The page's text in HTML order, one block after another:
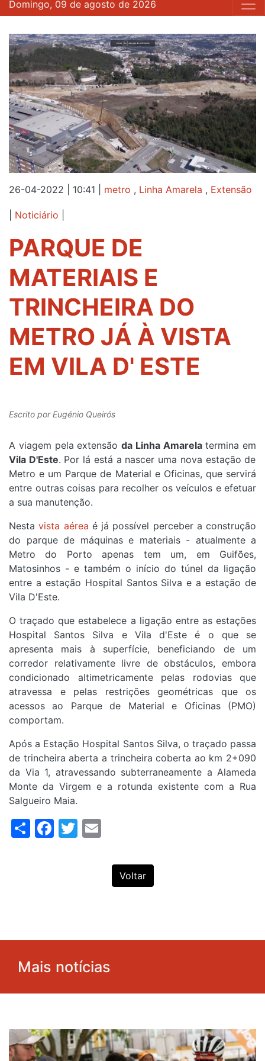
Domingo, 09 de agosto de 2026
26-04-2022 | 10:41 metro , Linha Amarela , Extensão
Noticiário
PARQUE DE
MATERIAIS E
TRINCHEIRA DO
METRO JÁ À VISTA
EM VILA D' ESTE
Escrito porEugénio Queirós
A viagem pela extensão da Linha Amarelatermina em
Vila D'Este. Por lá está a nascer uma nova estação de
Metro e um Parque de Material e Oficinas, que servirá
entre outras coisas para recolher os veículos e efetuar
a sua manutenção.
Nestavista aérea é já possível perceber a construção
do parque de máquinas e materiais - atualmente a
Metro do Porto apenas tem um, em Guifões,
Matosinhos - e também o início do túnel da ligação
entre a estação Hospital Santos Silva e a estação de
Vila D'Este.
O traçado que estabelece a ligação entre as estações
Hospital Santos Silva e Vila d'Este é o que se
apresenta mais à superfície, beneficiando de um
corredor relativamente livre de obstáculos, embora
condicionado altimetricamente pelas rodovias que
atravessa e pelas restrições geométricas que os
acessos ao Parque de Material e Oficinas (PMO)
comportam.
Após a Estação Hospital Santos Silva, o traçado passa
de trincheira aberta a trincheira coberta ao km 2+090
da Via 1, atravessando subterraneamente a Alameda
Monte da Virgem e a rotunda existente com a Rua
Salgueiro Maia.
ShareFacebook
Twitter
Voltar
Mais notícias